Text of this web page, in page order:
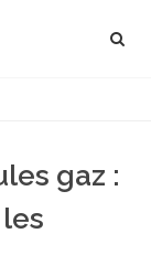
gaz :